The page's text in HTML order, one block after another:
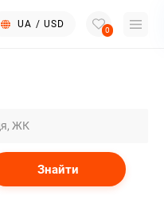
UA / USD
0
Знайти